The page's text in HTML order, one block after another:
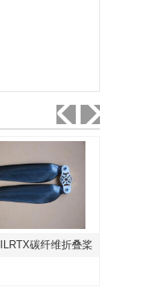
碳纤维折叠桨